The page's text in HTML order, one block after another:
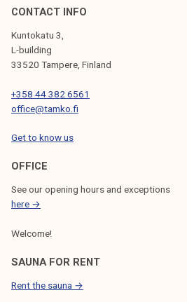
i
t
a
m
e
a
CONTACT INFO
Kuntokatu 3,
L-building
33520 Tampere, Finland
+358 44 382 6561
office@tamko.fi
Get to know us
OFFICE
See our opening hours and exceptions
here →
Welcome!
SAUNA FOR RENT
Rent the sauna →